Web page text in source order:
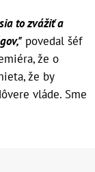
to zvážiť a
povedal šéf
že o
že by
vláde. Sme